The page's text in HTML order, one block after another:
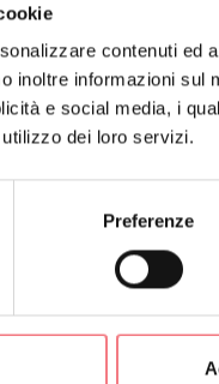
contenuti ed
inoltre informazioni
e social media, i
dei loro servizi.
Preferenze
ai tuoi passi il suono,
e
Per gli escursionisti più
Martino